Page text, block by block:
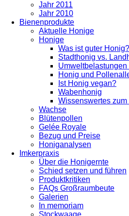
Jahr 2011
Jahr 2010
Bienenprodukte
Aktuelle Honige
Honige
Was ist guter Honig?
Stadthonig vs.
Umweltbelastungen
Honig und
Ist Honig vegan?
Wabenhonig
Wissenswertes
Wachse
Blütenpollen
Gelée Royale
Bezug und Preise
Honiganalysen
Imkerpraxis
Über die Honigernte
Schied setzen und führen
Produktkritiken
FAQs Großraumbeute
Galerien
In memoriam
Stockwaage